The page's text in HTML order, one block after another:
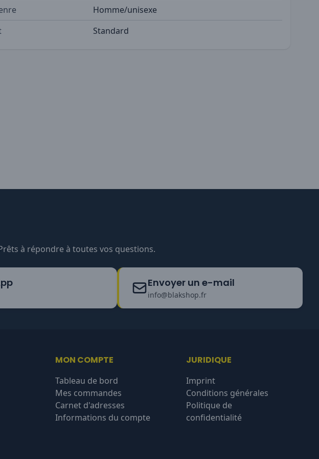
Homme/unisexe
Standard
à répondre à toutes vos questions.
Envoyer un e-mail
info@blakshop.fr
MON COMPTE
Tableau de bord
Mes commandes
Carnet d'adresses
Informations du compte
JURIDIQUE
Imprint
Conditions générales
Politique de
confidentialité